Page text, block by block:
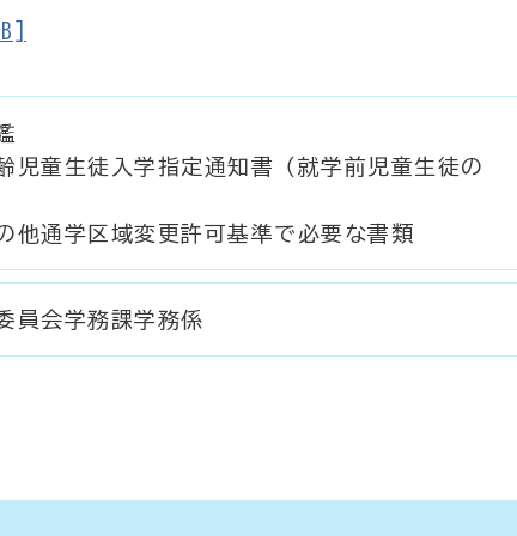
児童生徒入学指定通知書（就学前児童生徒の
他通学区域変更許可基準で必要な書類
員会学務課学務係